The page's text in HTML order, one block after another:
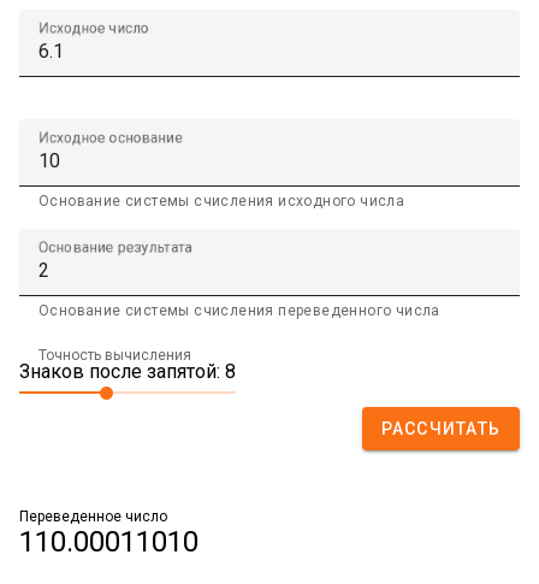
Исходное число
Исходное основание
Основание системы счисления исходного числа
Основание результата
Основание системы счисления переведенного числа
Точность вычисления
Знаков после запятой: 8
РАССЧИТАТЬ
Переведенное число
110.00011010